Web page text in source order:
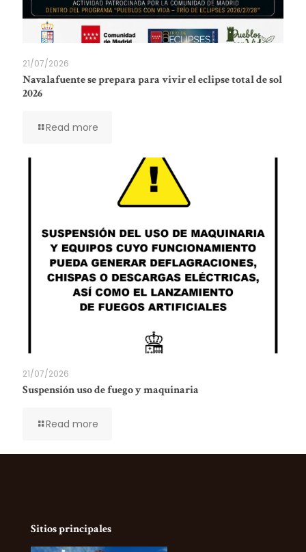
21/07/2026
Navalafuente se prepara para vivir el eclipse total de sol
2026
Read more
21/07/2026
Suspensión uso de fuego y maquinaria
Read more
Sitios principales